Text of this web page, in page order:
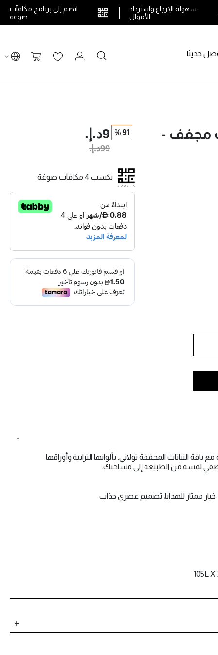
سهولة الإرجاع واسترداد
الأموال
انضم إلى برنامج مكافآت
صوغة
سلة التسوق بحث حديثا
مجفف -
91 % 9د.إ.‏
99د.إ.‏
يكسب 4 مكافآت صوغة
باقة النباتات المجففة تولاني. بألوانها الترابية وأوراقها
لمسة من الطبيعة إلى مساحتك.
خيار ممتاز للهدايا، تصميم عصري جذاب